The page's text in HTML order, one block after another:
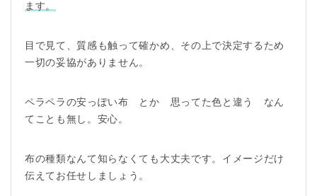
ます。
目で見て、質感も触って確かめ、その上で決定するため
一切の妥協がありません。
ペラペラの安っぽい布 とか 思ってた色と違う なん
てことも無し。安心。
布の種類なんて知らなくても大丈夫です。イメージだけ
伝えてお任せしましょう。